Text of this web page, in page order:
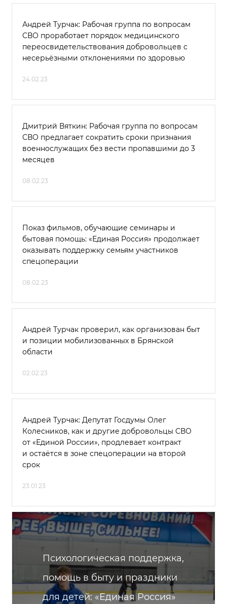
Андрей Турчак: Рабочая группа по вопросам
СВО проработает порядок медицинского
переосвидетельствования добровольцев с
несерьёзными отклонениями по здоровью
24.02.23
Дмитрий Вяткин: Рабочая группа по вопросам
СВО предлагает сократить сроки признания
военнослужащих без вести пропавшими до 3
месяцев
08.02.23
Показ фильмов, обучающие семинары и
бытовая помощь: «Единая Россия» продолжает
оказывать поддержку семьям участников
спецоперации
08.02.23
Андрей Турчак проверил, как организован быт
и позиции мобилизованных в Брянской
области
02.02.23
Андрей Турчак: Депутат Госдумы Олег
Колесников, как и другие добровольцы СВО
от «Единой России», продлевает контракт
и остаётся в зоне спецоперации на второй
срок
23.01.23
Психологическая поддержка,
помощь в быту и праздники
для детей: «Единая Россия»